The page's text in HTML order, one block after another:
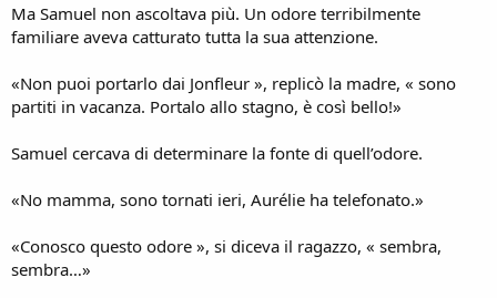
Ma Samuel non ascoltava più. Un odore terribilmente
familiare aveva catturato tutta la sua attenzione.
«Non puoi portarlo dai Jonfleur », replicò la madre, « sono
partiti in vacanza. Portalo allo stagno, è così bello!»
Samuel cercava di determinare la fonte di quell’odore.
«No mamma, sono tornati ieri, Aurélie ha telefonato.»
«Conosco questo odore », si diceva il ragazzo, « sembra,
sembra…»